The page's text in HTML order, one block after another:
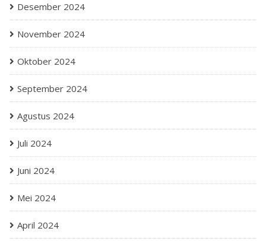
Desember 2024
November 2024
Oktober 2024
September 2024
Agustus 2024
Juli 2024
Juni 2024
Mei 2024
April 2024